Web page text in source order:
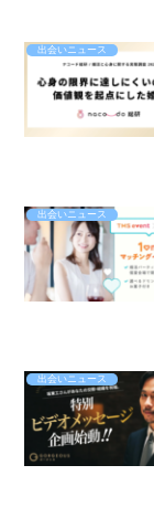
出会いニュース
出会いニュース
出会いニュース